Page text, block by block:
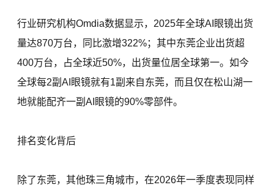
行业研究机构Omdia数据显示，2025年全球AI眼镜出货
量达870万台，同比激增322%；其中东莞企业出货超
400万台，占全球近50%，出货量位居全球第一。如今
全球每2副AI眼镜就有1副来自东莞，而且仅在松山湖一
地就能配齐一副AI眼镜的90%零部件。
排名变化背后
除了东莞，其他珠三角城市，在2026年一季度表现同样